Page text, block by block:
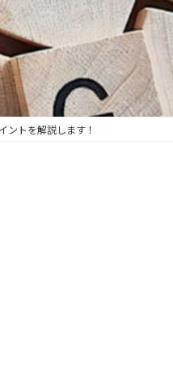
ントを解説します！